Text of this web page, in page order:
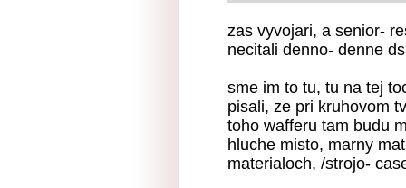
zas vyvojari, a senior-
necitali denno- denne
sme im to tu, tu na tej
pisali, ze pri kruhovom
toho wafferu tam budu
hluche misto, marny
materialoch, /strojo-